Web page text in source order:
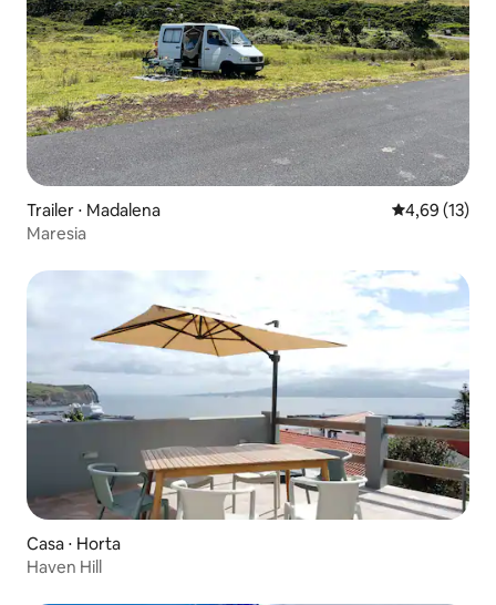
Trailer ⋅ Madalena 4,69 de uma
4,69 (13)
Maresia
Casa ⋅ Horta
Haven Hill